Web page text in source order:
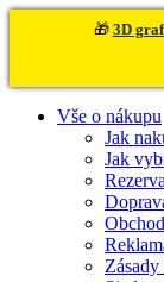
🎁 3D
Vše o nákupu
Jak
Jak